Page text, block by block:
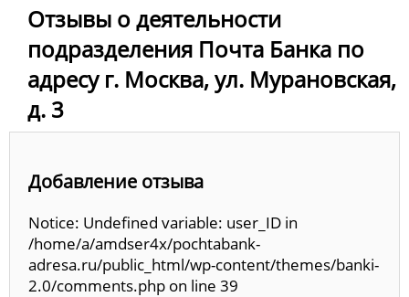
Отзывы о деятельности
подразделения Почта Банка по
адресу г. Москва, ул. Мурановская,
д. 3
Добавление отзыва
Notice: Undefined variable: user_ID in
/home/a/amdser4x/pochtabank-
adresa.ru/public_html/wp-content/themes/banki-
2.0/comments.php on line 39